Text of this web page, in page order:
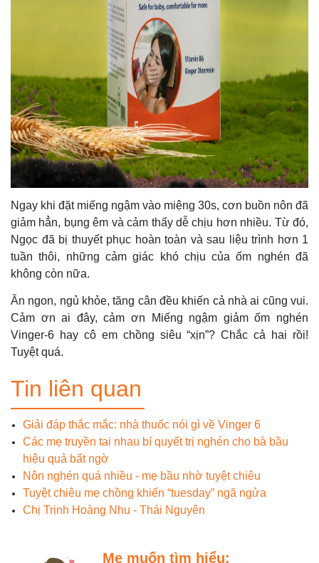
Ngay khi đặt miếng ngậm vào miệng 30s, cơn buồn nôn đã
giảm hẳn, bụng êm và cảm thấy dễ chịu hơn nhiều. Từ đó,
Ngọc đã bị thuyết phục hoàn toàn và sau liệu trình hơn 1
tuần thôi, những cảm giác khó chịu của ốm nghén đã
không còn nữa.
Ăn ngon, ngủ khỏe, tăng cân đều khiến cả nhà ai cũng vui.
Cảm ơn ai đây, cảm ơn Miếng ngậm giảm ốm nghén
Vinger-6 hay cô em chồng siêu “xịn”? Chắc cả hai rồi!
Tuyệt quá.
Tin liên quan
Giải đáp thắc mắc: nhà thuốc nói gì về Vinger 6
Các mẹ truyền tai nhau bí quyết trị nghén cho bà bầu
hiệu quả bất ngờ
Nôn nghén quá nhiều - mẹ bầu nhờ tuyệt chiêu
Tuyệt chiêu mẹ chồng khiến “tuesday” ngã ngửa
Chị Trịnh Hoàng Nhu - Thái Nguyên
Mẹ muốn tìm hiểu: